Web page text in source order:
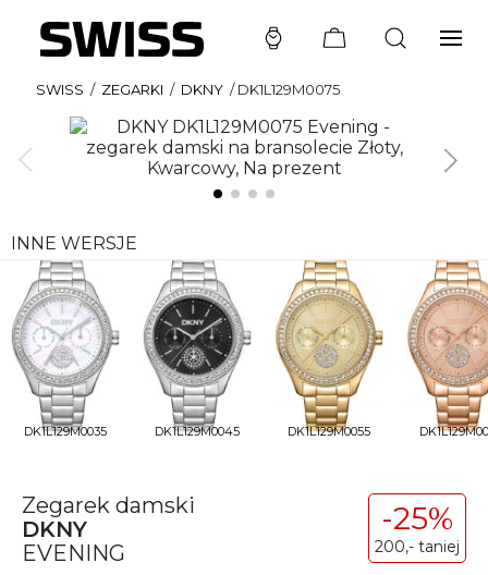
SWISS / ZEGARKI / DKNY /DK1L129M0075
INNE WERSJE
DK1L129M0035 DK1L129M0045 DK1L129M0055
Zegarek damski
DKNY
EVENING
-25%
200,- taniej